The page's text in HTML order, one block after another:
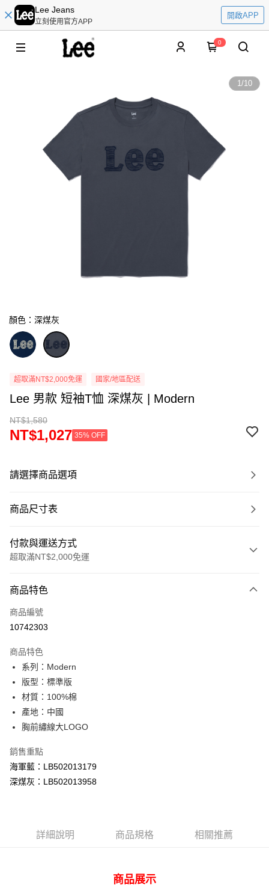
Lee Jeans
立刻使用官方APP
開啟APP
0
1/10
顏色：深煤灰
超取滿NT$2,000免運 國家/地區配送
Lee 男款 短袖T恤 深煤灰 | Modern
NT$1,580
NT$1,027 35% OFF
請選擇商品選項
商品尺寸表
付款與運送方式
超取滿NT$2,000免運
信用卡一次付款
信用卡分期付款
合作金庫商業銀行
華南商業銀行
上海商業儲蓄銀行
國泰世華商業銀行
臺灣中小企業銀行
匯豐（台灣）商業銀行
聯邦商業銀行
元大商業銀行
台新國際商業銀行
台灣樂天信用卡公司
超商取貨付款
LINE Pay
Apple Pay
悠遊付
Google Pay
全盈+PAY
AFTEE先享後付是「在收到商品之後才付款」的支付方式。 讓您購物簡單
３．安心：先確認商品／服務後，再付款。
ATM付款
商品特色
商品編號
10742303
商品特色
系列：Modern
版型：標準版
材質：100%棉
產地：中國
胸前繡線大LOGO
銷售重點
海軍藍：LB502013179
深煤灰：LB502013958
詳細說明 商品規格 相關推薦
商品展示